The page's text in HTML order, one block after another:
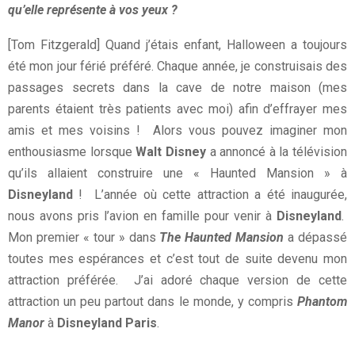
qu’elle représente à vos yeux ?
[Tom Fitzgerald] Quand j’étais enfant, Halloween a toujours
été mon jour férié préféré. Chaque année, je construisais des
passages secrets dans la cave de notre maison (mes
parents étaient très patients avec moi) afin d’effrayer mes
amis et mes voisins ! Alors vous pouvez imaginer mon
enthousiasme lorsque Walt Disneya annoncé à la télévision
qu’ils allaient construire une « Haunted Mansion » à
Disneyland ! L’année où cette attraction a été inaugurée,
nous avons pris l’avion en famille pour venir à Disneyland.
Mon premier « tour » dans The Haunted Mansion a dépassé
toutes mes espérances et c’est tout de suite devenu mon
attraction préférée. J’ai adoré chaque version de cette
attraction un peu partout dans le monde, y compris Phantom
Manor à Disneyland Paris.